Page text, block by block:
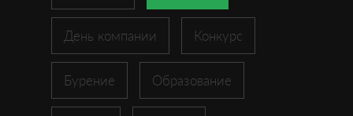
День компании Конкурс
Бурение Образование